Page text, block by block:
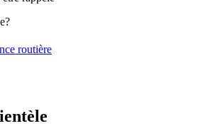
routière